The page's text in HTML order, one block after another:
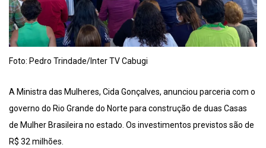
Foto: Pedro Trindade/Inter TV Cabugi
A Ministra das Mulheres, Cida Gonçalves, anunciou parceria com o
governo do Rio Grande do Norte para construção de duas Casas
de Mulher Brasileira no estado. Os investimentos previstos são de
R$ 32 milhões.